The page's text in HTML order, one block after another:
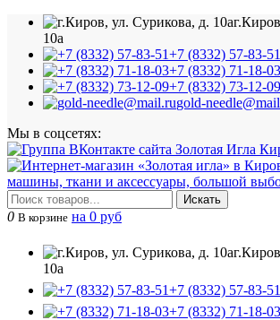
10а
+7 (8332) 57-83-51
+7 (8332) 71-18-03
+7 (8332) 73-12-09
gold-
Мы в соцсетях:
Искать
0 В корзине на 0 руб
10а
+7 (8332) 57-83-51
+7 (8332) 71-18-03